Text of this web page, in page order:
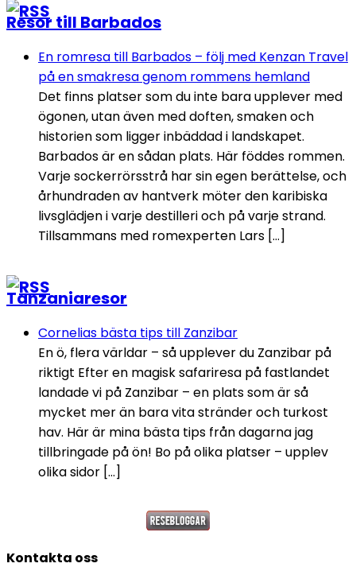
Resor till Barbados
En romresa till Barbados – följ med Kenzan Travel
på en smakresa genom rommens hemland
Det finns platser som du inte bara upplever med
ögonen, utan även med doften, smaken och
historien som ligger inbäddad i landskapet.
Barbados är en sådan plats. Här föddes rommen.
Varje sockerrörsstrå har sin egen berättelse, och
århundraden av hantverk möter den karibiska
livsglädjen i varje destilleri och på varje strand.
Tillsammans med romexperten Lars […]
Tanzaniaresor
Cornelias bästa tips till Zanzibar
En ö, flera världar – så upplever du Zanzibar på
riktigt Efter en magisk safariresa på fastlandet
landade vi på Zanzibar – en plats som är så
mycket mer än bara vita stränder och turkost
hav. Här är mina bästa tips från dagarna jag
tillbringade på ön! Bo på olika platser – upplev
olika sidor […]
Kontakta oss